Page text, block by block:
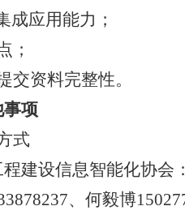
成应用能力；
；
交资料完整性。
事项
式
建设信息智能化协会：
、何毅博